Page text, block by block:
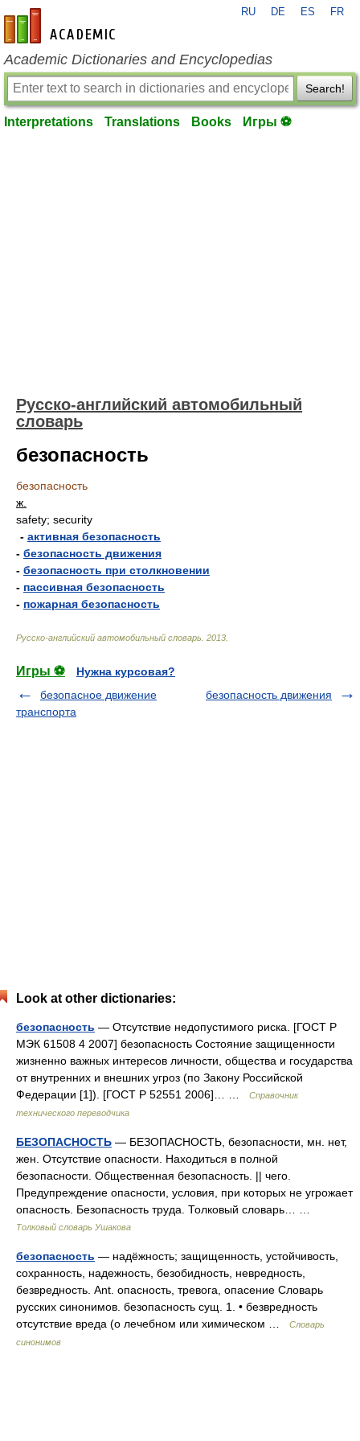
en-academic.com
RU DE ES FR
Academic Dictionaries and Encyclopedias
Search!
Interpretations Translations Books Игры ⚽
Русско-английский автомобильный
словарь
безопасность
безопасность
ж.
safety; security
- активная безопасность
- безопасность движения
- безопасность при столкновении
- пассивная безопасность
- пожарная безопасность
Русско-английский автомобильный словарь 2013
Игры ⚽
Нужна курсовая?
безопасное движение
транспорта
безопасность движения
Look at other dictionaries:
безопасность — Отсутствие недопустимого риска. [ГОСТ Р
МЭК 61508 4 2007] безопасность Состояние защищенности
жизненно важных интересов личности, общества и государства
от внутренних и внешних угроз (по Закону Российской
Федерации [1]). [ГОСТ Р 52551 2006]… …
Справочник
технического переводчика
БЕЗОПАСНОСТЬ — БЕЗОПАСНОСТЬ, безопасности, мн. нет,
жен. Отсутствие опасности. Находиться в полной
безопасности. Общественная безопасность. || чего.
Предупреждение опасности, условия, при которых не угрожает
опасность. Безопасность труда. Толковый словарь… …
Толковый словарь Ушакова
безопасность — надёжность; защищенность, устойчивость,
сохранность, надежность, безобидность, невредность,
безвредность. Ant. опасность, тревога, опасение Словарь
русских синонимов. безопасность сущ. 1. • безвредность
отсутствие вреда (о лечебном или химическом …
Словарь
синонимов